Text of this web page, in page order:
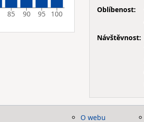
85 90 95 100
Oblíbenost:
Návštěvnost:
O webu